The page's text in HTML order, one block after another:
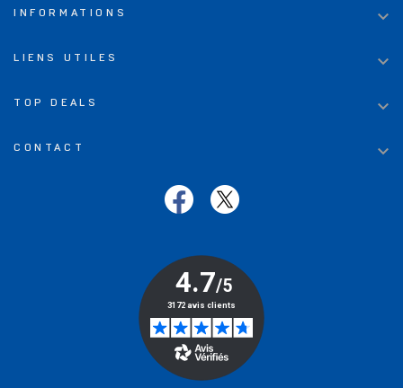
INFORMATIONS 
LIENS UTILES 
TOP DEALS 
CONTACT 